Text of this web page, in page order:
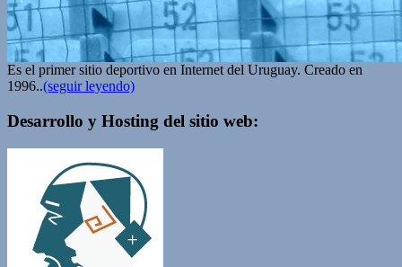
Es el primer sitio deportivo en Internet del Uruguay. Creado en
1996..(seguir leyendo)
Desarrollo y Hosting del sitio web: